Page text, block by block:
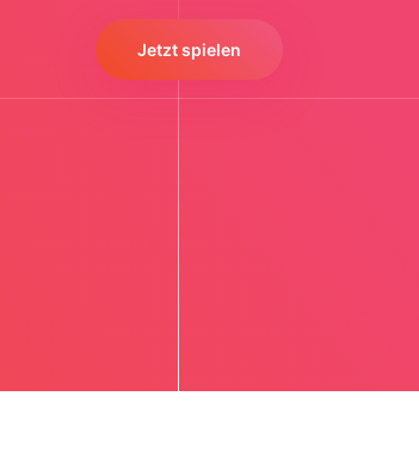
Jetzt spielen